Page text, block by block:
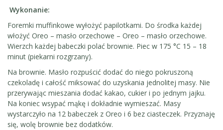
Wykonanie:
Foremki muffinkowe wyłożyć papilotkami. Do środka każdej
włożyć Oreo – masło orzechowe – Oreo – masło orzechowe.
Wierzch każdej babeczki polać brownie. Piec w 175 °C 15 – 18
minut (piekarni rozgrzany).
Na brownie. Masło rozpuścić dodać do niego pokruszoną
czekoladę i całość miksować do uzyskania jednolitej masy. Nie
przerywając mieszania dodać kakao, cukier i po jednym jajku.
Na koniec wsypać mąkę i dokładnie wymieszać. Masy
wystarczyło na 12 babeczek z Oreo i 6 bez ciasteczek. Przyznaję
się, wolę brownie bez dodatków.